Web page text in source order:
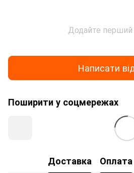
Додайте перший
Написати
Поширити у соцмережах
Доставка Оплата